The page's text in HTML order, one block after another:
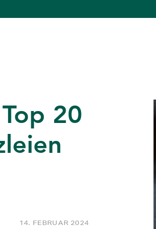
20
14. FEBRUAR 2024